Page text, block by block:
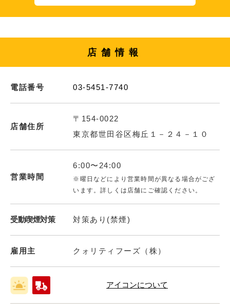
店舗情報
電話番号 03-5451-7740
店舗住所
〒154-0022
東京都世田谷区梅丘１－２４－１０
営業時間
6:00〜24:00
※曜日などにより営業時間が異なる場合がござ
います。詳しくは店舗にご確認ください。
受動喫煙対策 対策あり(禁煙)
雇用主 クォリティフーズ（株）
アイコンについて